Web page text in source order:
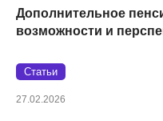
Дополнительное
возможности и
Статьи
27.02.2026